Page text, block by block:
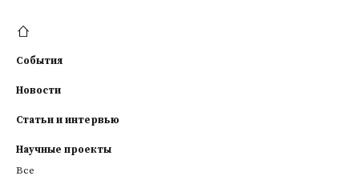
События
Новости
Статьи и интервью
Научные проекты
Все